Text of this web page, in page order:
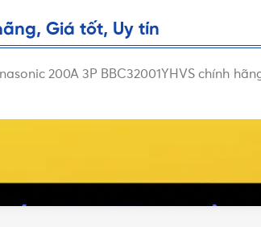
Giá tốt, Uy tín
200A 3P BBC32001YHVS chính